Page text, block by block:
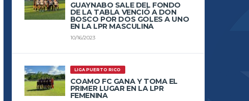
GUAYNABO SALE DEL FONDO
DE LA TABLA VENCIÓ A DON
BOSCO POR DOS GOLES A UNO
EN LA LPR MASCULINA
10/16/2023
LIGA PUERTO RICO
COAMO FC GANA Y TOMA EL
PRIMER LUGAR EN LA LPR
FEMENINA